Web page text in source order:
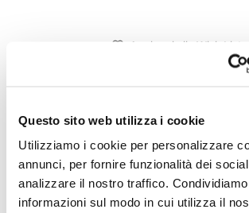
Questo sito web utilizza i cookie
Utilizziamo i cookie per personalizzare
annunci, per fornire funzionalità dei
analizzare il nostro traffico.
informazioni sul modo in cui utilizza il
Aggiungi alla Wish List
Invia la tua opinione su questo prodotto
Condividi
Rubinetteria Vasca